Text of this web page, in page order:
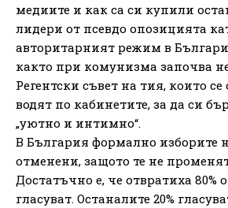
медиите и как са си купили
лидери от псевдо опозицията
авторитарният режим в
както при комунизма започва
Регентски съвет на тия, които се
водят по кабинетите, за да си
„уютно и интимно“.
В България формално изборите
отменени, защото те не
Достатъчно е, че отвратиха 80%
гласуват. Останалите 20%